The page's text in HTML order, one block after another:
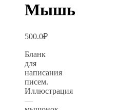
Мышь
500.0₽
Бланк
для
написания
писем.
Иллюстрация
—